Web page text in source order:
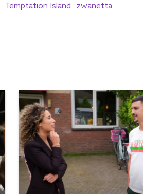
Temptation Island zwanetta